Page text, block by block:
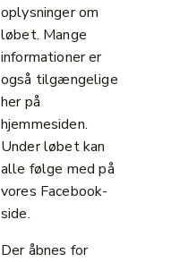
oplysninger om
løbet. Mange
informationer er
også tilgængelige
her på
hjemmesiden.
Under løbet kan
alle følge med på
vores Facebook-
side.
Der åbnes for